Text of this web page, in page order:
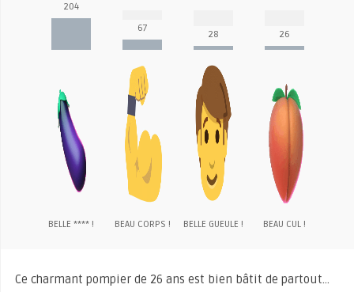
204
BELLE **** !
67
BEAU CORPS !
28
BELLE GUEULE !
26
BEAU CUL !
Ce charmant pompier de 26 ans est bien bâtit de partout…